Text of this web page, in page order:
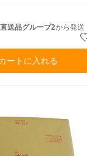
送品グループ2から発送
ートに入れる